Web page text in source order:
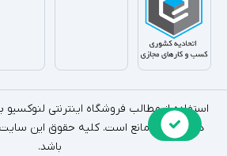
استفاده از مطالب فروشگاه اینترنتی لنوکسیو
ذکر منبع بلامانع است. کلیه حقوق این
باشد.